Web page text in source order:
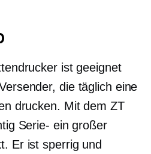
ist geeignet
die täglich eine
drucken. Mit dem ZT
Serie- ein großer
Er ist sperrig und